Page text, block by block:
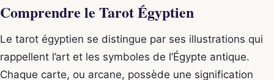
Comprendre le Tarot Égyptien
Le tarot égyptien se distingue par ses illustrations qui
rappellent l’art et les symboles de l’Égypte antique.
Chaque carte, ou arcane, possède une signification